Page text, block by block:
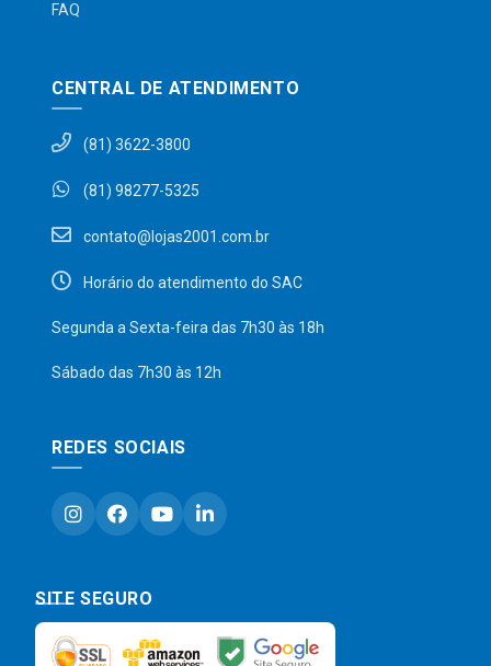
FAQ
CENTRAL DE ATENDIMENTO
(81) 3622-3800
(81) 98277-5325
contato@lojas2001.com.br
Horário do atendimento do SAC
Segunda a Sexta-feira das 7h30 às 18h
Sábado das 7h30 às 12h
REDES SOCIAIS
SITE SEGURO